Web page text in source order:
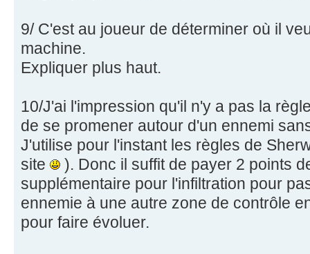
9/ C'est au joueur de déterminer où il
machine.
Expliquer plus haut.
10/J'ai l'impression qu'il n'y a pas la
de se promener autour d'un ennemi
J'utilise pour l'instant les règles de
site
). Donc il suffit de payer 2 points
supplémentaire pour l'infiltration pour
ennemie à une autre zone de contrôle
pour faire évoluer.